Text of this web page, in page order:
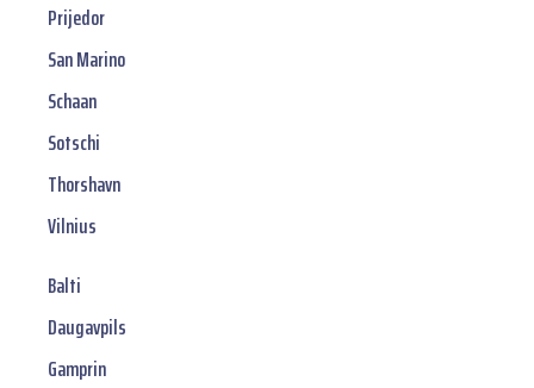
Prijedor
San Marino
Schaan
Sotschi
Thorshavn
Vilnius
Balti
Daugavpils
Gamprin